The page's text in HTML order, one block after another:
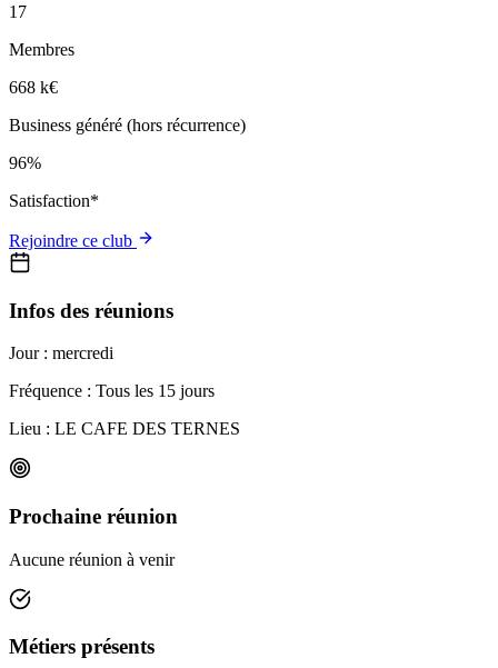
17
Membres
668 k€
Business généré (hors récurrence)
96%
Satisfaction*
Rejoindre ce club
Infos des réunions
Jour : mercredi
Fréquence : Tous les 15 jours
Lieu : LE CAFE DES TERNES
Prochaine réunion
Aucune réunion à venir
Métiers présents